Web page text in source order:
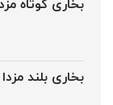
بخاری کوتاه مزدا
بخاری بلند مزدا 1600